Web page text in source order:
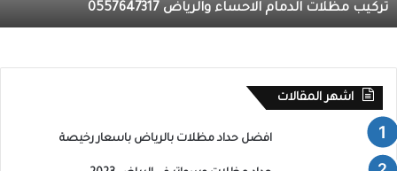
حداد مظلات وسواتر في الرياض 2023
اشهر المقالات
افضل حداد مظلات بالرياض باسعار رخيصة